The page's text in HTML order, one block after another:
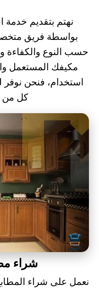
نهتم بتقديم خدمة
بواسطة فريق
حسب النوع والكفاءة
مكيفك المستعمل
استخدام، فنحن نوفر
كل من
شراء
نعمل على شراء